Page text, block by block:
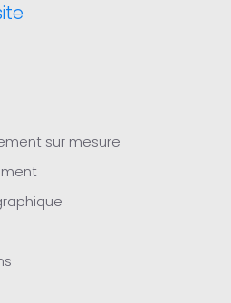
sur mesure